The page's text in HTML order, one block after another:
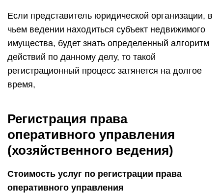
Если представитель юридической организации, в
чьем ведении находиться субъект недвижимого
имущества, будет знать определенный алгоритм
действий по данному делу, то такой
регистрационный процесс затянется на долгое
время,
Регистрация права
оперативного управления
(хозяйственного ведения)
Стоимость услуг по регистрации права
оперативного управления